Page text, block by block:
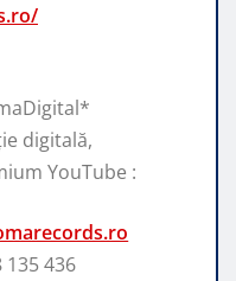
digitală,
YouTube :
436